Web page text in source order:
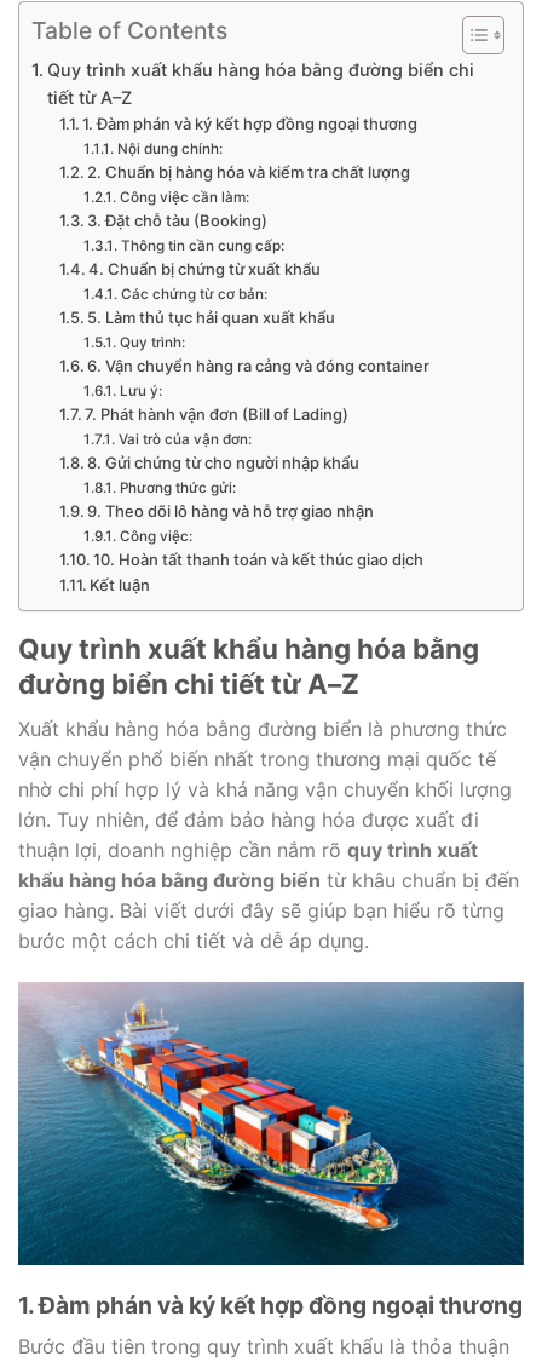
Table of Contents
Quy trình xuất khẩu hàng hóa bằng đường biển chi
tiết từ A–Z
1. Đàm phán và ký kết hợp đồng ngoại thương
Nội dung chính:
2. Chuẩn bị hàng hóa và kiểm tra chất lượng
Công việc cần làm:
3. Đặt chỗ tàu (Booking)
Thông tin cần cung cấp:
4. Chuẩn bị chứng từ xuất khẩu
Các chứng từ cơ bản:
5. Làm thủ tục hải quan xuất khẩu
Quy trình:
6. Vận chuyển hàng ra cảng và đóng container
Lưu ý:
7. Phát hành vận đơn (Bill of Lading)
Vai trò của vận đơn:
8. Gửi chứng từ cho người nhập khẩu
Phương thức gửi:
9. Theo dõi lô hàng và hỗ trợ giao nhận
Công việc:
10. Hoàn tất thanh toán và kết thúc giao dịch
Kết luận
Quy trình xuất khẩu hàng hóa bằng
đường biển chi tiết từ A–Z
Xuất khẩu hàng hóa bằng đường biển là phương thức
vận chuyển phổ biến nhất trong thương mại quốc tế
nhờ chi phí hợp lý và khả năng vận chuyển khối lượng
lớn. Tuy nhiên, để đảm bảo hàng hóa được xuất đi
thuận lợi, doanh nghiệp cần nắm rõ quy trình xuất
khẩu hàng hóa bằng đường biển từ khâu chuẩn bị đến
giao hàng. Bài viết dưới đây sẽ giúp bạn hiểu rõ từng
bước một cách chi tiết và dễ áp dụng.
1. Đàm phán và ký kết hợp đồng ngoại thương
Bước đầu tiên trong quy trình xuất khẩu là thỏa thuận